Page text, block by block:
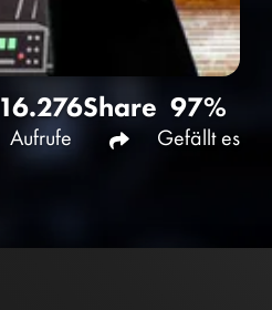
16.276
Aufrufe
Share 97%
Gefällt es